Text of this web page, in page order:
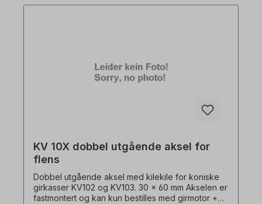
KV 10X dobbel utgående aksel for
flens
Dobbel utgående aksel med kilekile for koniske
girkasser KV102 og KV103. 30 x 60 mm Akselen er
fastmontert og kan kun bestilles med girmotor +